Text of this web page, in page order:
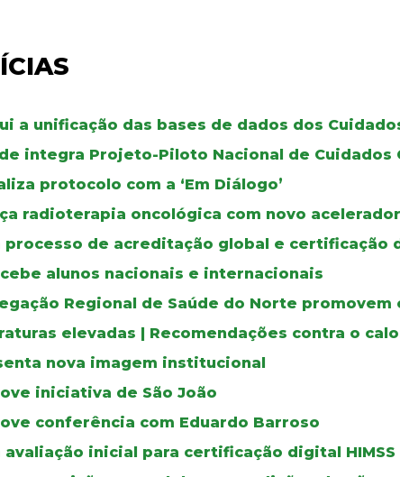
a unificação das bases de dados dos
integra Projeto-Piloto Nacional de Cuidados
protocolo com a ‘Em Diálogo’
radioterapia oncológica com novo
processo de acreditação global e certificação
alunos nacionais e internacionais
Regional de Saúde do Norte
elevadas | Recomendações contra o
nova imagem institucional
iniciativa de São João
conferência com Eduardo Barroso
avaliação inicial para certificação digital HIMSS